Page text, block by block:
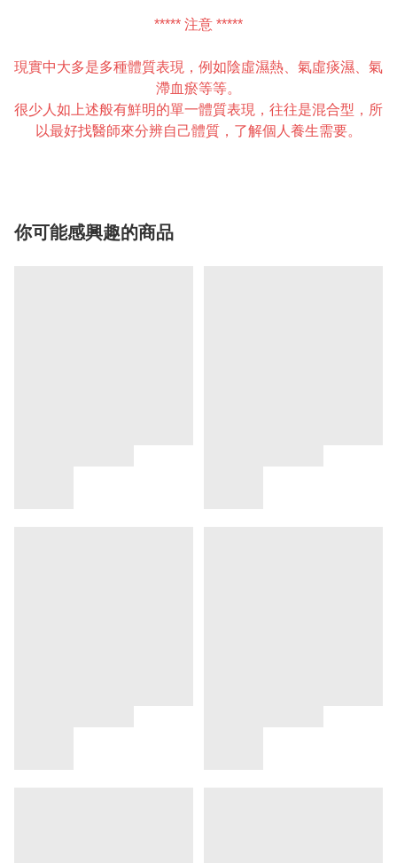
***** 注意 *****
現實中大多是多種體質表現，例如陰虛濕熱、氣虛痰濕、氣
滯血瘀等等。
很少人如上述般有鮮明的單一體質表現，往往是混合型，所
以最好找醫師來分辨自己體質，了解個人養生需要。
你可能感興趣的商品